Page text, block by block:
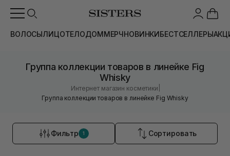
ВОЛОСЫЛИЦОТЕЛОДОММЕРЧНОВИНКИБЕСТСЕЛЛЕРЫ
Группа коллекции товаров в линейке Fig
Whisky
Интернет магазин косметики
Группа коллекции товаров в линейке Fig Whisky
Фильтр 1 Сортировать